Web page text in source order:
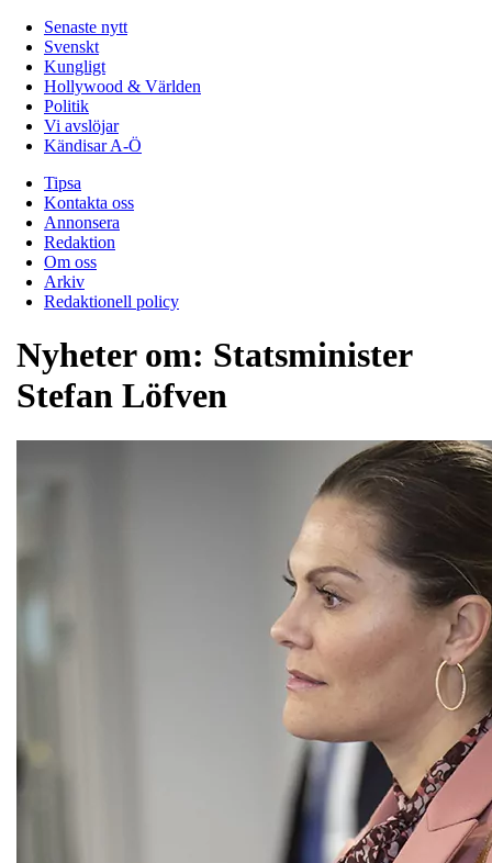
Senaste nytt
Svenskt
Kungligt
Hollywood & Världen
Politik
Vi avslöjar
Kändisar A-Ö
Tipsa
Kontakta oss
Annonsera
Redaktion
Om oss
Arkiv
Redaktionell policy
Nyheter om: Statsminister
Stefan Löfven